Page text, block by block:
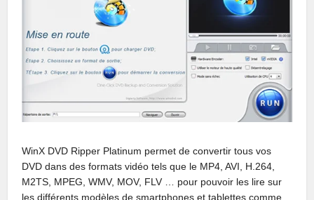
WinX DVD Ripper Platinum permet de convertir tous vos
DVD dans des formats vidéo tels que le MP4, AVI, H.264,
M2TS, MPEG, WMV, MOV, FLV … pour pouvoir les lire sur
les différents modèles de smartphones et tablettes comme